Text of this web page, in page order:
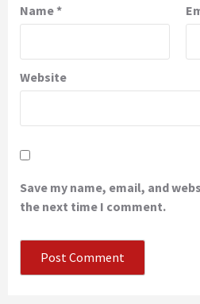
Name*
Website
Save my name, email, and
the next time I comment.